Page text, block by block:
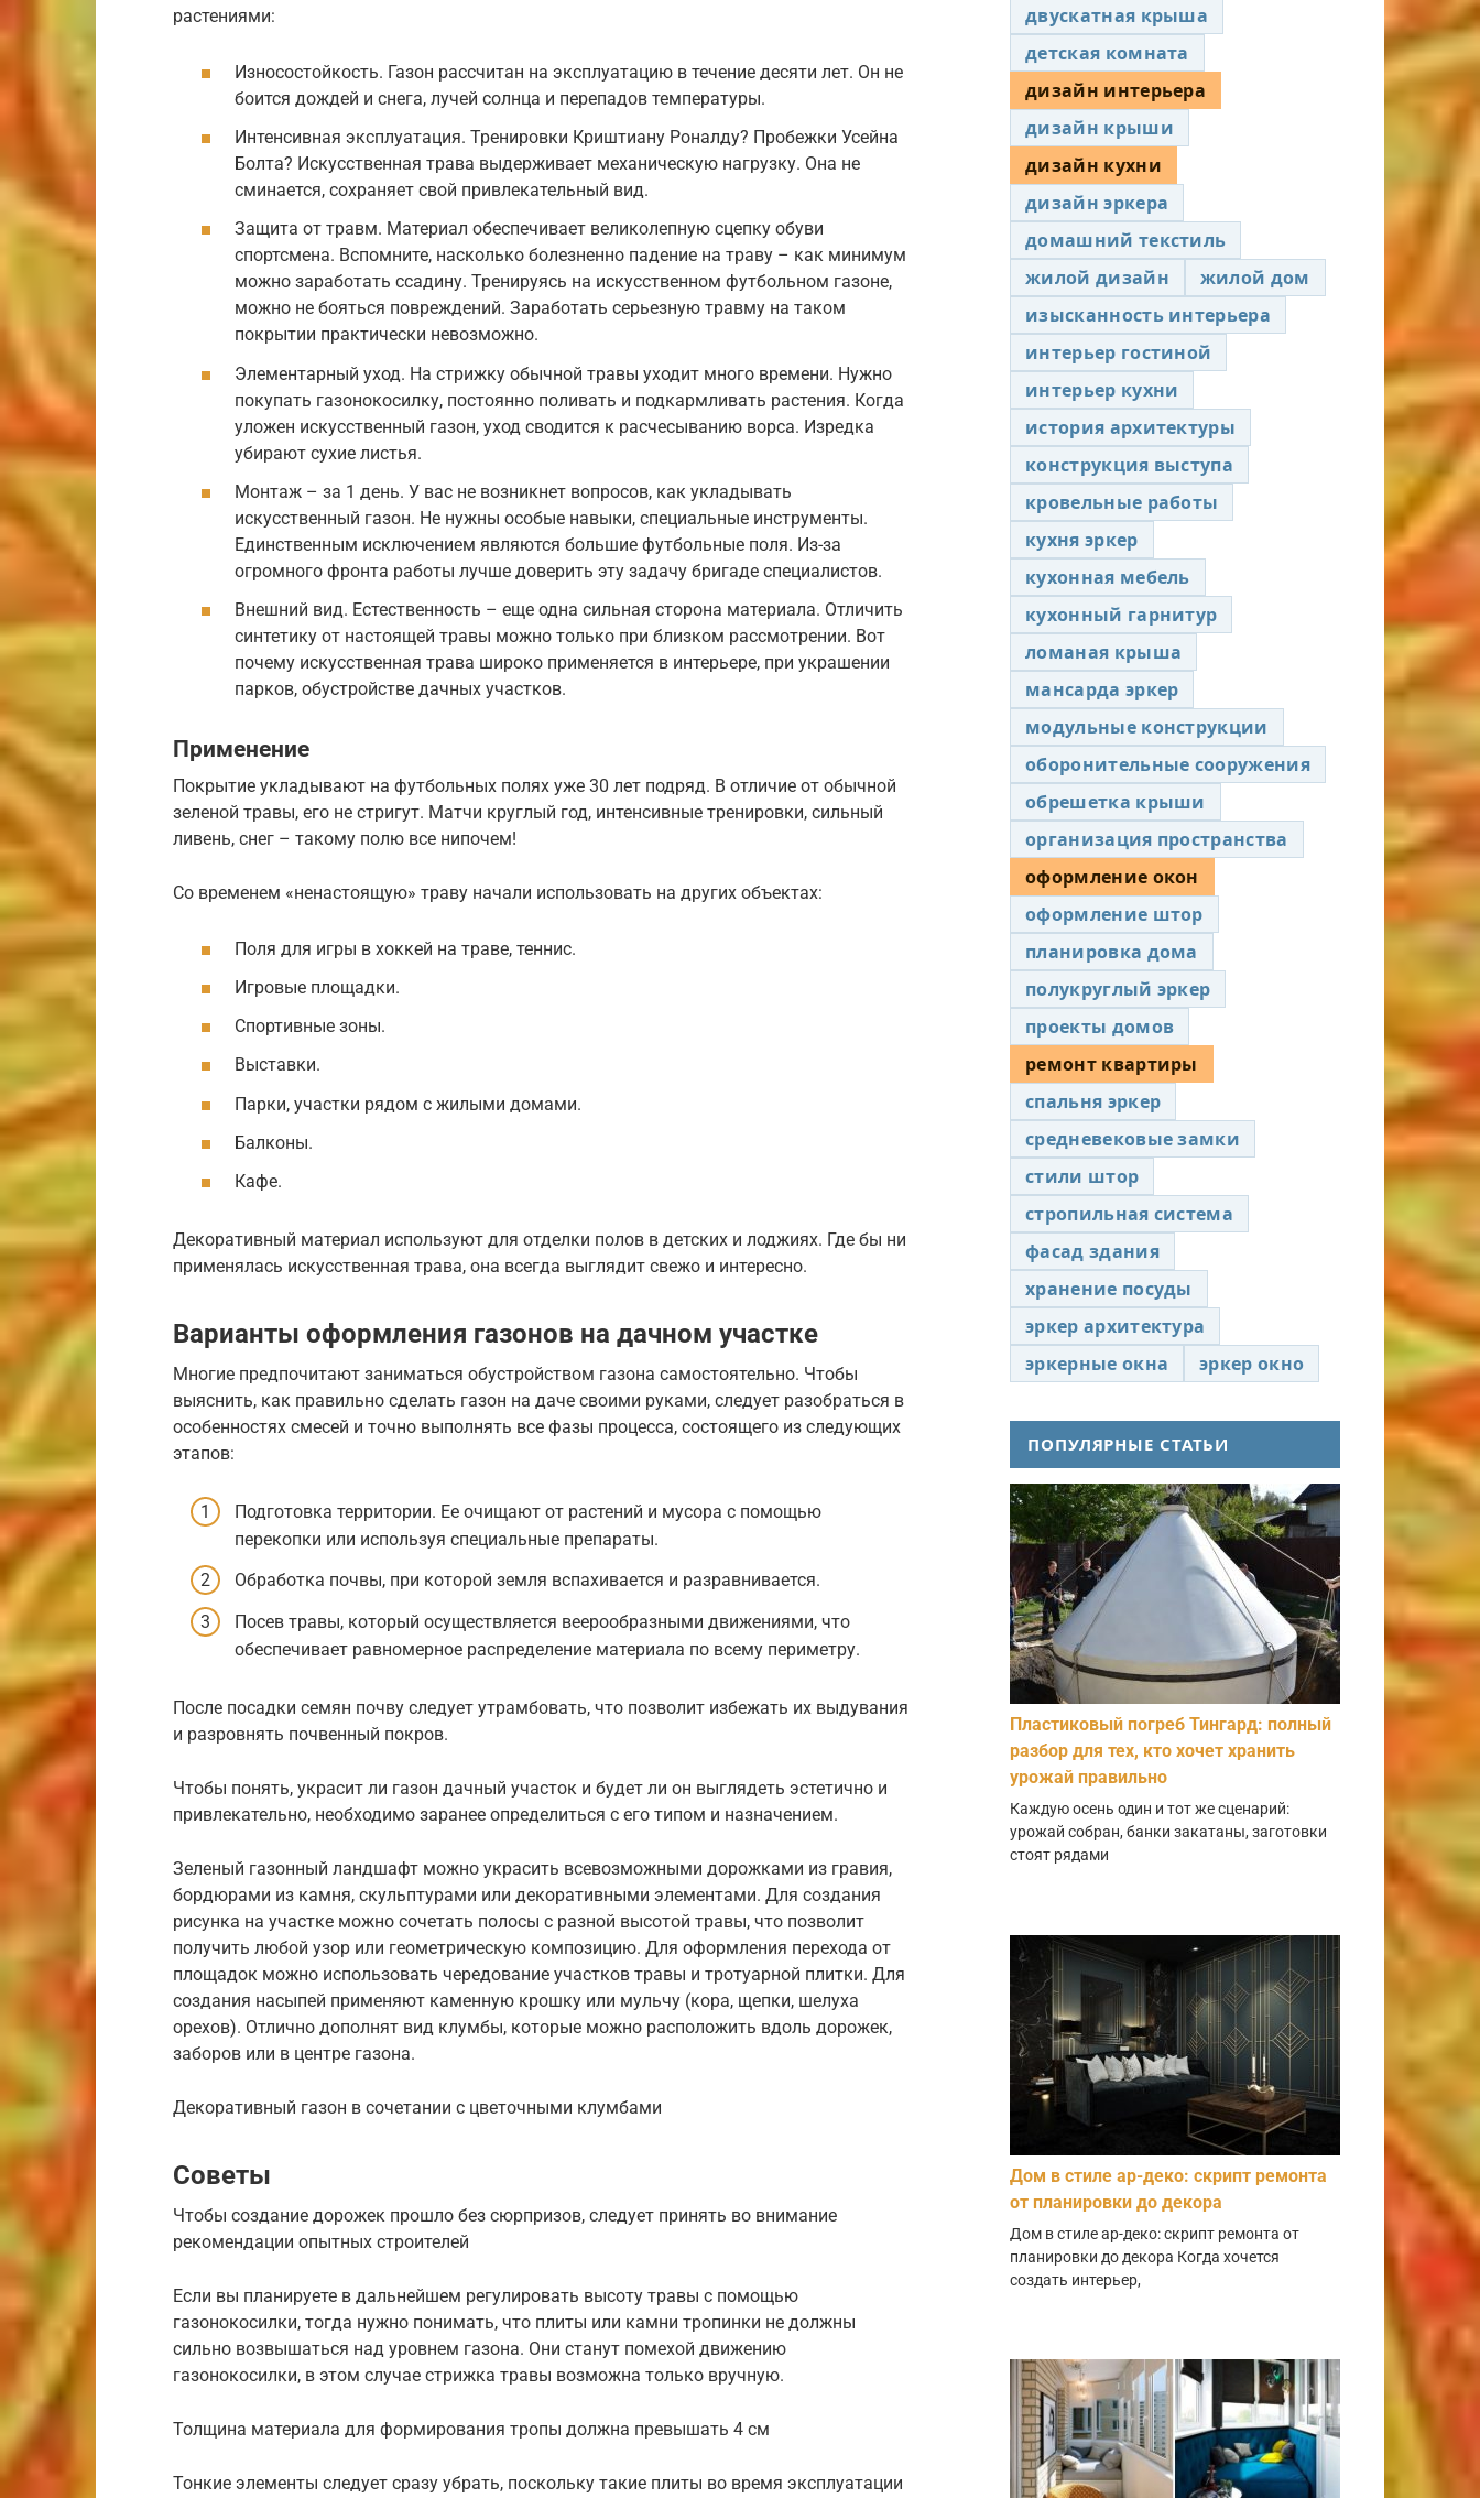
растениями:
Износостойкость. Газон рассчитан на эксплуатацию в течение десяти лет. Он не
боится дождей и снега, лучей солнца и перепадов температуры.
Интенсивная эксплуатация. Тренировки Криштиану Роналду? Пробежки Усейна
Болта? Искусственная трава выдерживает механическую нагрузку. Она не
сминается, сохраняет свой привлекательный вид.
Защита от травм. Материал обеспечивает великолепную сцепку обуви
спортсмена. Вспомните, насколько болезненно падение на траву – как минимум
можно заработать ссадину. Тренируясь на искусственном футбольном газоне,
можно не бояться повреждений. Заработать серьезную травму на таком
покрытии практически невозможно.
Элементарный уход. На стрижку обычной травы уходит много времени. Нужно
покупать газонокосилку, постоянно поливать и подкармливать растения. Когда
уложен искусственный газон, уход сводится к расчесыванию ворса. Изредка
убирают сухие листья.
Монтаж – за 1 день. У вас не возникнет вопросов, как укладывать
искусственный газон. Не нужны особые навыки, специальные инструменты.
Единственным исключением являются большие футбольные поля. Из-за
огромного фронта работы лучше доверить эту задачу бригаде специалистов.
Внешний вид. Естественность – еще одна сильная сторона материала. Отличить
синтетику от настоящей травы можно только при близком рассмотрении. Вот
почему искусственная трава широко применяется в интерьере, при украшении
парков, обустройстве дачных участков.
Применение
Покрытие укладывают на футбольных полях уже 30 лет подряд. В отличие от обычной
зеленой травы, его не стригут. Матчи круглый год, интенсивные тренировки, сильный
ливень, снег – такому полю все нипочем!
Со временем «ненастоящую» траву начали использовать на других объектах:
Поля для игры в хоккей на траве, теннис.
Игровые площадки.
Спортивные зоны.
Выставки.
Парки, участки рядом с жилыми домами.
Балконы.
Кафе.
Декоративный материал используют для отделки полов в детских и лоджиях. Где бы ни
применялась искусственная трава, она всегда выглядит свежо и интересно.
Варианты оформления газонов на дачном участке
Многие предпочитают заниматься обустройством газона самостоятельно. Чтобы
выяснить, как правильно сделать газон на даче своими руками, следует разобраться в
особенностях смесей и точно выполнять все фазы процесса, состоящего из следующих
этапов:
Подготовка территории. Ее очищают от растений и мусора с помощью
перекопки или используя специальные препараты.
Обработка почвы, при которой земля вспахивается и разравнивается.
Посев травы, который осуществляется веерообразными движениями, что
обеспечивает равномерное распределение материала по всему периметру.
После посадки семян почву следует утрамбовать, что позволит избежать их выдувания
и разровнять почвенный покров.
Чтобы понять, украсит ли газон дачный участок и будет ли он выглядеть эстетично и
привлекательно, необходимо заранее определиться с его типом и назначением.
Зеленый газонный ландшафт можно украсить всевозможными дорожками из гравия,
бордюрами из камня, скульптурами или декоративными элементами. Для создания
рисунка на участке можно сочетать полосы с разной высотой травы, что позволит
получить любой узор или геометрическую композицию. Для оформления перехода от
площадок можно использовать чередование участков травы и тротуарной плитки. Для
создания насыпей применяют каменную крошку или мульчу (кора, щепки, шелуха
орехов). Отлично дополнят вид клумбы, которые можно расположить вдоль дорожек,
заборов или в центре газона.
Декоративный газон в сочетании с цветочными клумбами
Советы
Чтобы создание дорожек прошло без сюрпризов, следует принять во внимание
рекомендации опытных строителей
Если вы планируете в дальнейшем регулировать высоту травы с помощью
газонокосилки, тогда нужно понимать, что плиты или камни тропинки не должны
сильно возвышаться над уровнем газона. Они станут помехой движению
газонокосилки, в этом случае стрижка травы возможна только вручную.
Толщина материала для формирования тропы должна превышать 4 см
Тонкие элементы следует сразу убрать, поскольку такие плиты во время эксплуатации
двускатная крыша
детская комната
дизайн интерьера
дизайн крыши
дизайн кухни
дизайн эркера
домашний текстиль
жилой дизайн
жилой дом
изысканность интерьера
интерьер гостиной
интерьер кухни
история архитектуры
конструкция выступа
кровельные работы
кухня эркер
кухонная мебель
кухонный гарнитур
ломаная крыша
мансарда эркер
модульные конструкции
оборонительные сооружения
обрешетка крыши
организация пространства
оформление окон
оформление штор
планировка дома
полукруглый эркер
проекты домов
ремонт квартиры
спальня эркер
средневековые замки
стили штор
стропильная система
фасад здания
хранение посуды
эркер архитектура
эркерные окна
эркер окно
ПОПУЛЯРНЫЕ СТАТЬИ
Пластиковый погреб Тингард: полный
разбор для тех, кто хочет хранить
урожай правильно
Каждую осень один и тот же сценарий:
урожай собран, банки закатаны, заготовки
стоят рядами
Дом в стиле ар-деко: скрипт ремонта
от планировки до декора
Дом в стиле ар-деко: скрипт ремонта от
планировки до декора Когда хочется
создать интерьер,